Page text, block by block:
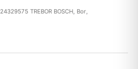
24329575 TREBOR BOSCH, Bor,